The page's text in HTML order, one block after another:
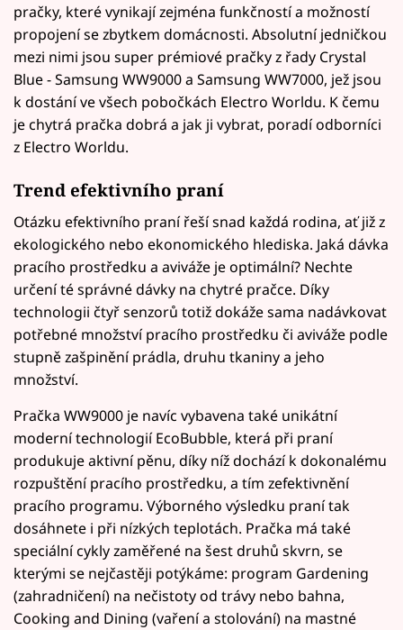
pračky, které vynikají zejména funkčností a možností
propojení se zbytkem domácnosti. Absolutní jedničkou
mezi nimi jsou super prémiové pračky z řady Crystal
Blue - Samsung WW9000 a Samsung WW7000, jež jsou
k dostání ve všech pobočkách Electro Worldu. K čemu
je chytrá pračka dobrá a jak ji vybrat, poradí odborníci
z Electro Worldu.
Trend efektivního praní
Otázku efektivního praní řeší snad každá rodina, ať již z
ekologického nebo ekonomického hlediska. Jaká dávka
pracího prostředku a aviváže je optimální? Nechte
určení té správné dávky na chytré pračce. Díky
technologii čtyř senzorů totiž dokáže sama nadávkovat
potřebné množství pracího prostředku či aviváže podle
stupně zašpinění prádla, druhu tkaniny a jeho
množství.
Pračka WW9000 je navíc vybavena také unikátní
moderní technologií EcoBubble, která při praní
produkuje aktivní pěnu, díky níž dochází k dokonalému
rozpuštění pracího prostředku, a tím zefektivnění
pracího programu. Výborného výsledku praní tak
dosáhnete i při nízkých teplotách. Pračka má také
speciální cykly zaměřené na šest druhů skvrn, se
kterými se nejčastěji potýkáme: program Gardening
(zahradničení) na nečistoty od trávy nebo bahna,
Cooking and Dining (vaření a stolování) na mastné